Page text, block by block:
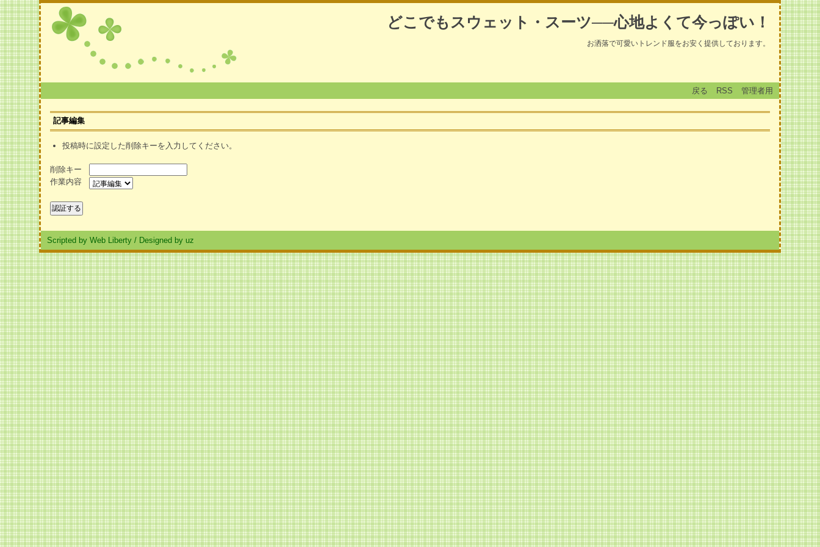
どこでもスウェット・スーツ──心地よくて今っぽい！
お洒落で可愛いトレンド服をお安く提供しております。
戻る RSS 管理者用
記事編集
投稿時に設定した削除キーを入力してください。
削除キー
作業内容
Scripted by Web Liberty / Designed by uz